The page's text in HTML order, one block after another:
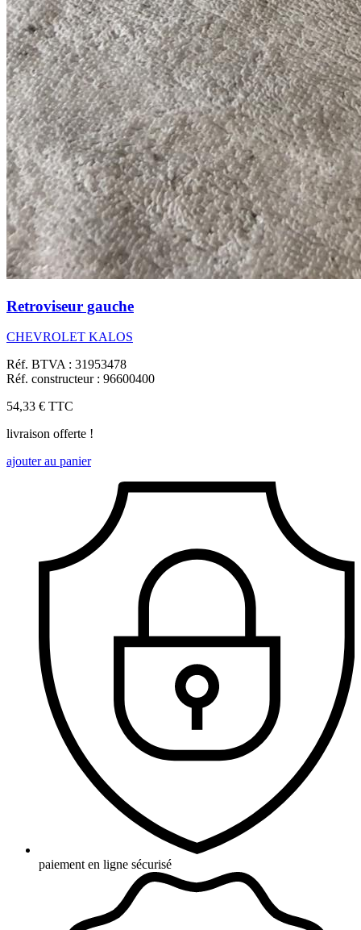
Retroviseur gauche
CHEVROLET KALOS
Réf. BTVA : 31953478
Réf. constructeur : 96600400
54,33 € TTC
livraison offerte !
ajouter au panier
paiement en ligne sécurisé